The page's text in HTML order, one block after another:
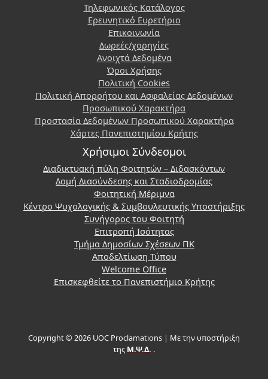
Τηλεφωνικός Κατάλογος
Ερευνητικό Ευρετήριο
Επικοινωνία
Δωρεές/χορηγίες
Ανοιχτά Δεδομένα
Όροι Χρήσης
Πολιτική Cookies
Πολιτική Απορρήτου και Ασφαλείας Δεδομένων
Προσωπικού Χαρακτήρα
Προστασία Δεδομένων Προσωπικού Χαρακτήρα
Χάρτες Πανεπιστημίου Κρήτης
Χρήσιμοι Σύνδεσμοι
Διαδικτυακή πύλη Φοιτητών – Διδασκόντων
Δομή Διασύνδεσης και Σταδιοδρομίας
Φοιτητική Μέριμνα
Κέντρο Ψυχολογικής & Συμβουλευτικής Υποστήριξης
Συνήγορος του Φοιτητή
Επιτροπή Ισότητας
Τμήμα Δημοσίων Σχέσεων ΠΚ
Αποδελτίωση Τύπου
Welcome Office
Επισκεφθείτε το Πανεπιστήμιο Κρήτης
Copyright © 2026 UOC Proclamations | Με την υποστήριξη
της Μ.Ψ.Δ. .